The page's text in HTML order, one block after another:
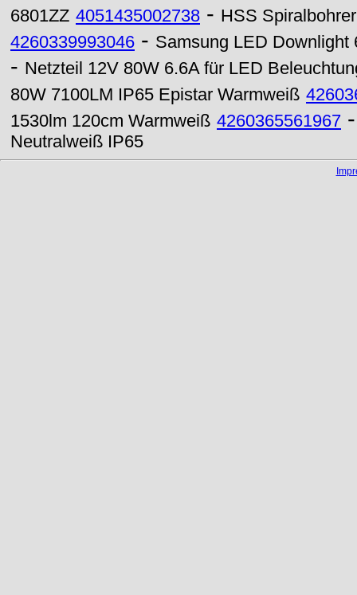
6801ZZ 4051435002738 - HSS
4260339993046 - Samsung LED
- Netzteil 12V 80W 6.6A für LED
80W 7100LM IP65 Epistar Warmweiß
1530lm 120cm Warmweiß 4260365561967
Neutralweiß IP65